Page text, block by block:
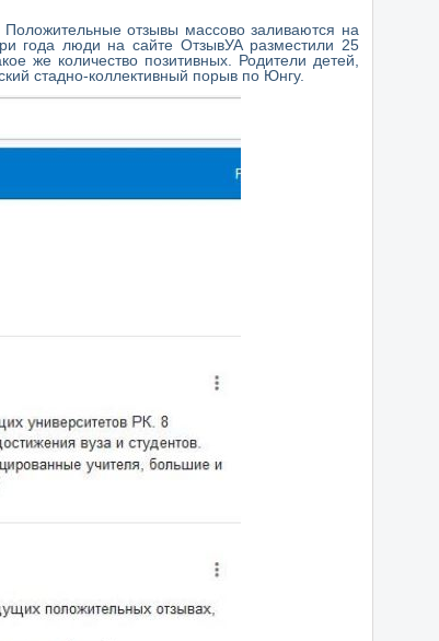
отзывы массово заливаются на
года люди на сайте ОтзывУА разместили 25
же количество позитивных. Родители детей,
стадно-коллективный порыв по Юнгу.